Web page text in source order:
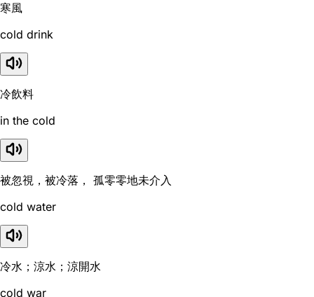
寒風
cold drink
冷飲料
in the cold
被忽視，被冷落， 孤零零地未介入
cold water
冷水；涼水；涼開水
cold war